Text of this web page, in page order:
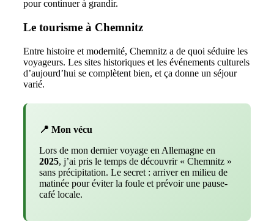
pour continuer à grandir.
Le tourisme à Chemnitz
Entre histoire et modernité, Chemnitz a de quoi séduire les
voyageurs. Les sites historiques et les événements culturels
d’aujourd’hui se complètent bien, et ça donne un séjour
varié.
📍 Mon vécu
Lors de mon dernier voyage en Allemagne en
2025, j’ai pris le temps de découvrir « Chemnitz »
sans précipitation. Le secret : arriver en milieu de
matinée pour éviter la foule et prévoir une pause-
café locale.